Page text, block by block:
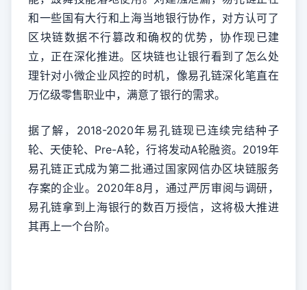
和一些国有大行和上海当地银行协作，对方认可了
区块链数据不行篡改和确权的优势，协作现已建
立，正在深化推进。区块链也让银行看到了怎么处
理针对小微企业风控的时机，像易孔链深化笔直在
万亿级零售职业中，满意了银行的需求。
据了解，2018-2020年易孔链现已连续完结种子
轮、天使轮、Pre-A轮，行将发动A轮融资。2019年
易孔链正式成为第二批通过国家网信办区块链服务
存案的企业。2020年8月，通过严厉审阅与调研，
易孔链拿到上海银行的数百万授信，这将极大推进
其再上一个台阶。